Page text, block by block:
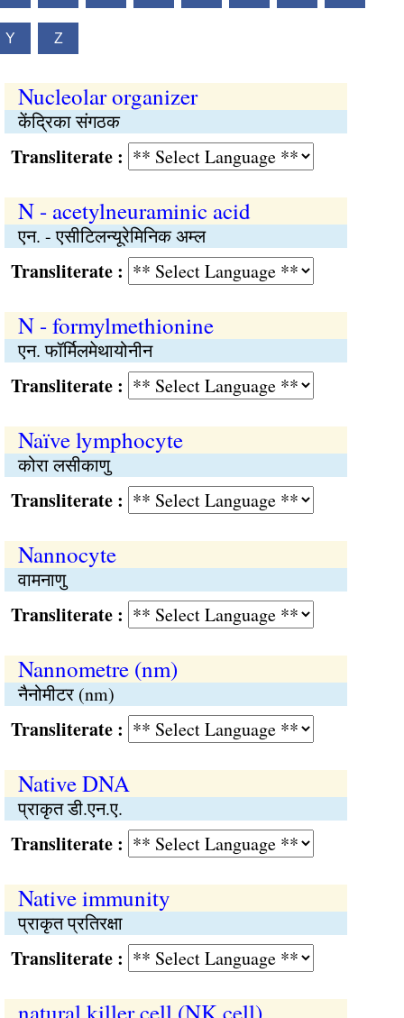
Y Z
Nucleolar organizer
केंद्रिका संगठक
:
N - acetylneuraminic acid
एन. - एसीटिलन्यूरेमिनिक अम्ल
:
N - formylmethionine
एन. फॉर्मिलमेथायोनीन
:
Naïve lymphocyte
कोरा लसीकाणु
:
Nannocyte
वामनाणु
:
Nannometre (nm)
नैनोमीटर (nm)
:
Native DNA
प्राकृत डी.एन.ए.
:
Native immunity
प्राकृत प्रतिरक्षा
: